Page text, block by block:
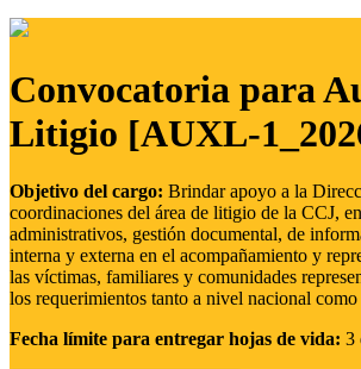
Convocatoria para
Litigio [AUXL-
Objetivo del cargo: Brindar apoyo a la
coordinaciones del área de litigio de la CCJ,
administrativos, gestión documental, de
interna y externa en el acompañamiento y
las víctimas, familiares y comunidades
los requerimientos tanto a nivel nacional
Fecha límite para entregar hojas de vida: 3